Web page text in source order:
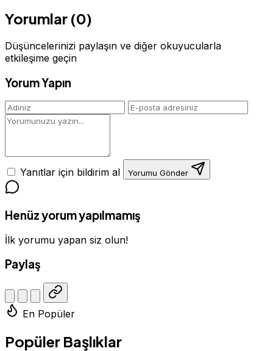
Yorumlar (0)
Düşüncelerinizi paylaşın ve diğer okuyucularla
etkileşime geçin
Yorum Yapın
Yanıtlar için bildirim al Yorumu Gönder
Henüz yorum yapılmamış
İlk yorumu yapan siz olun!
Paylaş
En Popüler
Popüler Başlıklar